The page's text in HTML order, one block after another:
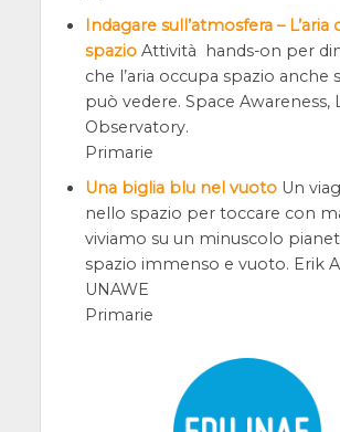
Indagare sull’atmosfera – L’aria
spazioAttività hands-on per
che l’aria occupa spazio anche
può vedere. Space Awareness,
Observatory.
Primarie
Una biglia blu nel vuotoUn
nello spazio per toccare con
viviamo su un minuscolo
spazio immenso e vuoto. Erik
UNAWE
Primarie